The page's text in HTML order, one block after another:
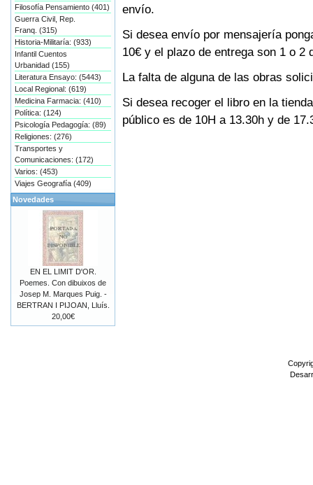
envío.
Si desea envío por mensajería
10€ y el plazo de entrega son 1 o 2
La falta de alguna de las obras
Si desea recoger el libro en la
público es de 10H a 13.30h y de
Filosofía Pensamiento (401)
Guerra Civil, Rep.
Franq. (315)
Historia-Militaría: (933)
Infantil Cuentos
Urbanidad (155)
Literatura Ensayo: (5443)
Local Regional: (619)
Medicina Farmacia: (410)
Política: (124)
Psicología Pedagogía: (89)
Religiones: (276)
Transportes y
Comunicaciones: (172)
Varios: (453)
Viajes Geografía (409)
Novedades
EN EL LIMIT D'OR.
Poemes. Con dibuixos de
Josep M. Marques Puig. -
BERTRAN I PIJOAN, Lluís.
20,00€